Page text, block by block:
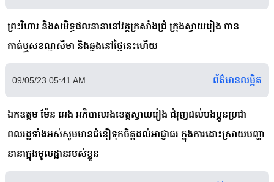
ព្រះវិហារ និងសមិទ្ធផលនានានៅវត្តក្រសាំងជ្រំ ក្រុងស្វាយរៀង បាន
កាត់ឬសខណ្ឌសីមា និងឆ្លងនៅថ្ងៃនេះហើយ
09/05/23 05:41 AM ព័ត៌មានលម្អិត
ឯកឧត្តម ម៉ែន អេង អភិបាលរងខេត្តស្វាយរៀង ជំរុញដល់បងប្អូនប្រជា
ពលរដ្ឋទាំងអស់សូមមានជំនឿទុកចិត្តដល់អាជ្ញាធរ ក្នុងការដោះស្រាយបញ្ហា
នានាក្នុងមូលដ្ឋានរបស់ខ្លួន